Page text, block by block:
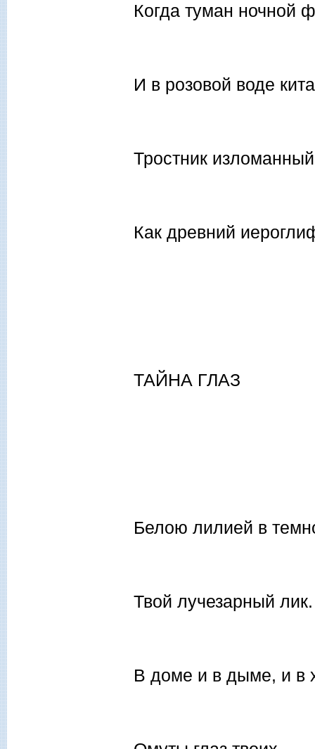
Когда туман ночной
И в розовой воде
Тростник
Как древний
ТАЙНА ГЛАЗ
Белою лилией в
Твой лучезарный лик.
В доме и в дыме, и